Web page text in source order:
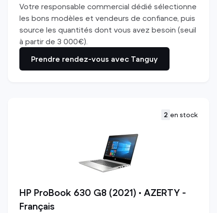
Votre responsable commercial dédié sélectionne
les bons modèles et vendeurs de confiance, puis
source les quantités dont vous avez besoin (seuil
à partir de 3 000€).
Prendre rendez-vous avec Tanguy
2 en stock
HP ProBook 630 G8 (2021) • AZERTY -
Français